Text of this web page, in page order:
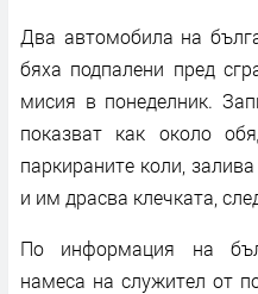
Два автомобила на
бяха подпалени пред
мисия в понеделник.
показват как около
паркираните коли,
и им драсва клечката,
По информация на
намеса на служител от